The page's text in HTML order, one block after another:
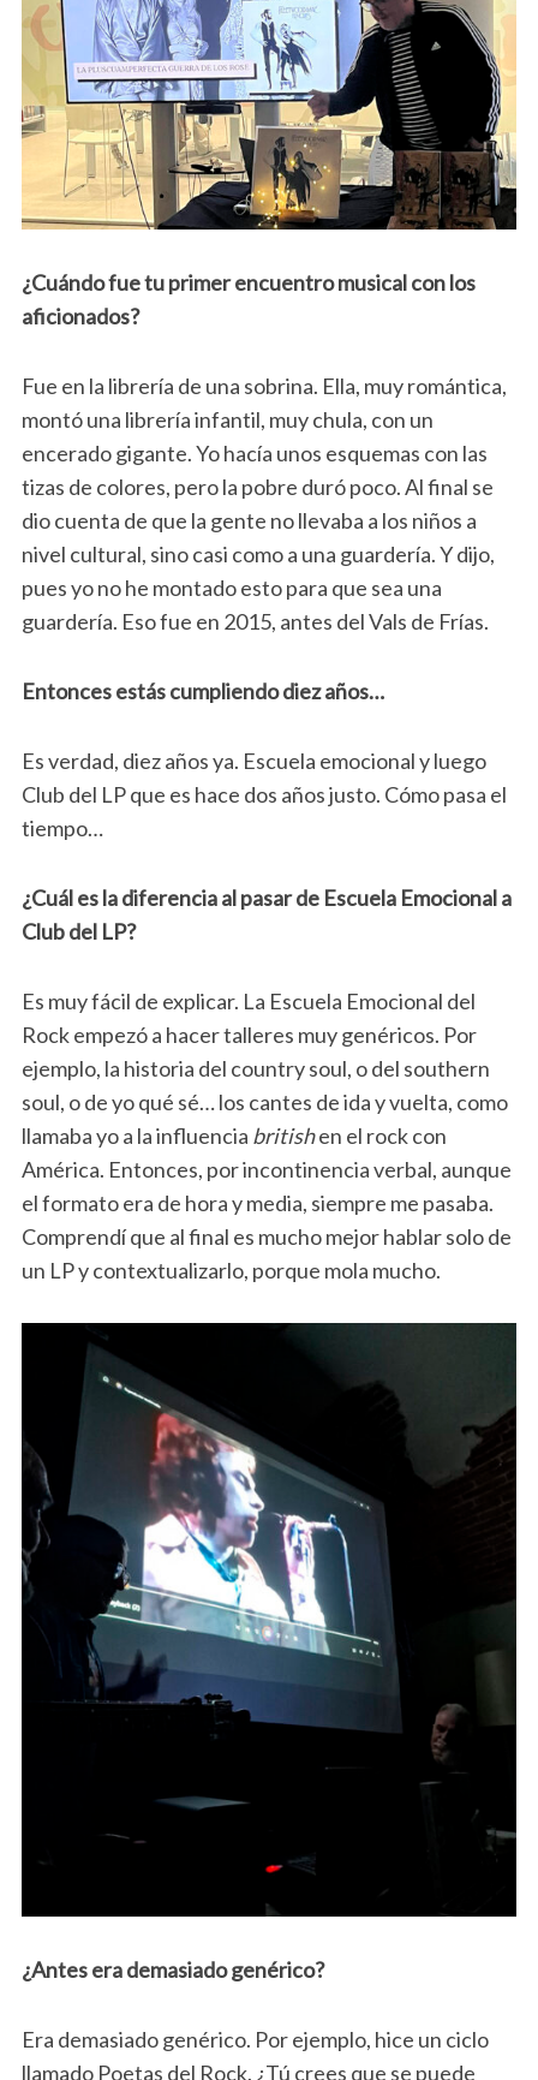
¿Cuándo fue tu primer encuentro musical con los
aficionados?
Fue en la librería de una sobrina. Ella, muy romántica,
montó una librería infantil, muy chula, con un
encerado gigante. Yo hacía unos esquemas con las
tizas de colores, pero la pobre duró poco. Al final se
dio cuenta de que la gente no llevaba a los niños a
nivel cultural, sino casi como a una guardería. Y dijo,
pues yo no he montado esto para que sea una
guardería. Eso fue en 2015, antes del Vals de Frías.
Entonces estás cumpliendo diez años…
Es verdad, diez años ya. Escuela emocional y luego
Club del LP que es hace dos años justo. Cómo pasa el
tiempo…
¿Cuál es la diferencia al pasar de Escuela Emocional a
Club del LP?
Es muy fácil de explicar. La Escuela Emocional del
Rock empezó a hacer talleres muy genéricos. Por
ejemplo, la historia del country soul, o del southern
soul, o de yo qué sé… los cantes de ida y vuelta, como
llamaba yo a la influencia britishen el rock con
América. Entonces, por incontinencia verbal, aunque
el formato era de hora y media, siempre me pasaba.
Comprendí que al final es mucho mejor hablar solo de
un LP y contextualizarlo, porque mola mucho.
¿Antes era demasiado genérico?
Era demasiado genérico. Por ejemplo, hice un ciclo
llamado Poetas del Rock. ¿Tú crees que se puede